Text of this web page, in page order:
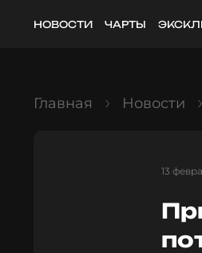
НОВОСТИ ЧАРТЫ
Главная Новости
13